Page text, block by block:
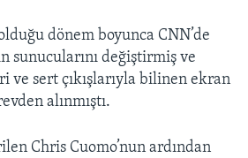
dönem boyunca CNN’de
sunucularını değiştirmiş ve
ve sert çıkışlarıyla bilinen ekran
alınmıştı.
Chris Cuomo’nun ardından